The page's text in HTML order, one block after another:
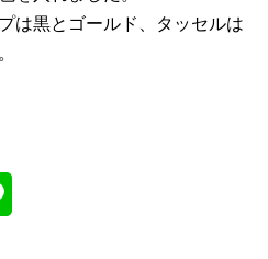
は黒とゴールド、タッセルは